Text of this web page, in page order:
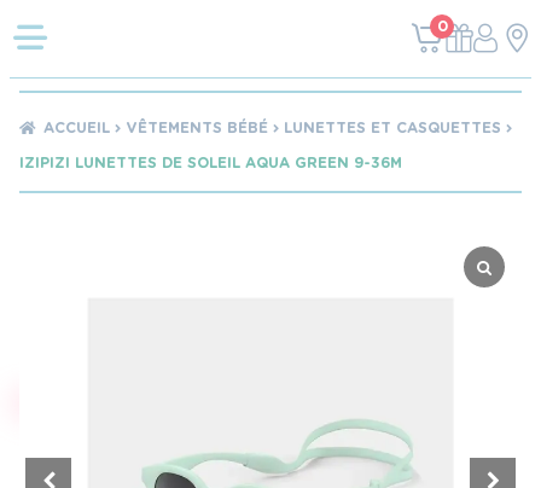
0
ACCUEIL VÊTEMENTS BÉBÉ
LUNETTES ET CASQUETTES
IZIPIZI LUNETTES DE SOLEIL AQUA GREEN 9-36M